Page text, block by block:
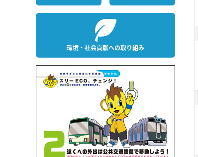
環境・社会貢献への取り組み